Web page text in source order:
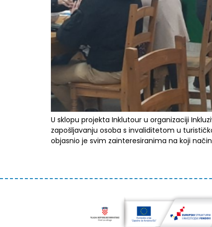
U sklopu projekta Inklutour u organizaciji
zapošljavanju osoba s invaliditetom u
objasnio je svim zainteresiranima na koji